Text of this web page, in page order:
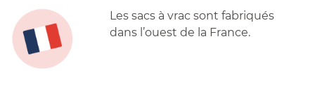
Les sacs à vrac sont fabriqués
dans l’ouest de la France.